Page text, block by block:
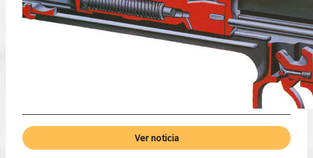
Ver noticia